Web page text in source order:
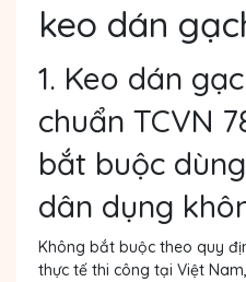
keo dán
1. Keo dán
chuẩn TCVN
bắt buộc
dân dụng
Không bắt buộc theo quy
thực tế thi công tại Việt